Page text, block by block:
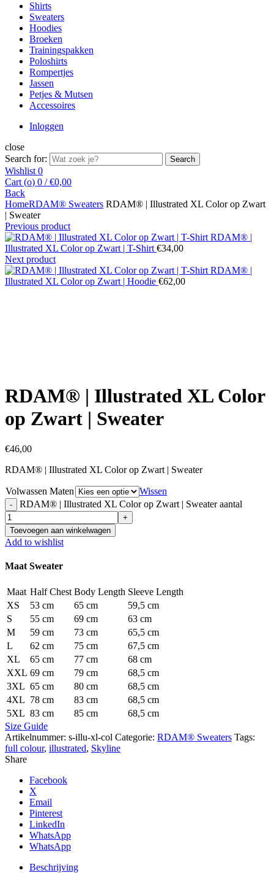
Shirts
Sweaters
Hoodies
Broeken
Trainingspakken
Poloshirts
Rompertjes
Jassen
Petjes & Mutsen
Accessoires
Inloggen
close
Search for:
Search
Wishlist 0
Cart (o) 0 / €0,00
Back
HomeRDAM® Sweaters RDAM® | Illustrated XL Color op Zwart
| Sweater
Previous product
RDAM® |
Illustrated XL Color op Zwart | T-Shirt €34,00
Next product
RDAM® |
Illustrated XL Color op Zwart | Hoodie €62,00
RDAM® | Illustrated XL Color
op Zwart | Sweater
€46,00
RDAM® | Illustrated XL Color op Zwart | Sweater
Volwassen Maten
Wissen
RDAM® | Illustrated XL Color op Zwart | Sweater aantal
Toevoegen aan winkelwagen
Add to wishlist
Maat Sweater
Maat Half Chest Body Length Sleeve Length
XS
53 cm 65 cm
59,5 cm
S
55 cm 69 cm
63 cm
M
59 cm 73 cm
65,5 cm
L
62 cm 75 cm
67,5 cm
XL
65 cm 77 cm
68 cm
XXL 69 cm 79 cm
68,5 cm
3XL 65 cm 80 cm
68,5 cm
4XL 78 cm 83 cm
68,5 cm
5XL 83 cm 85 cm
68,5 cm
Size Guide
Artikelnummer: s-illu-xl-col Categorie: RDAM® Sweaters Tags:
full colour, illustrated, Skyline
Share
Facebook
X
Email
Pinterest
LinkedIn
WhatsApp
WhatsApp
Beschrijving